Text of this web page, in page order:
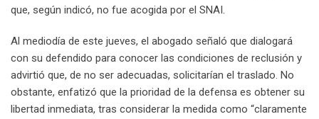
que, según indicó, no fue acogida por el SNAI.
Al mediodía de este jueves, el abogado señaló que dialogará
con su defendido para conocer las condiciones de reclusión y
advirtió que, de no ser adecuadas, solicitarían el traslado. No
obstante, enfatizó que la prioridad de la defensa es obtener su
libertad inmediata, tras considerar la medida como “claramente